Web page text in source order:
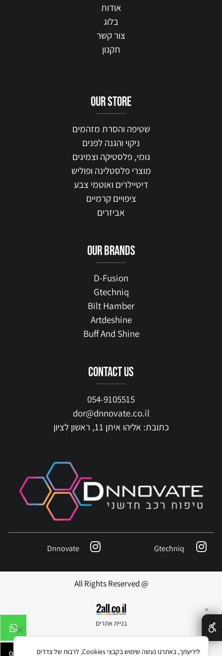
אודות
בלוג
צור קשר
תקנון
our STORE
שטיפה והסרת מזהמים
ניקוי והגנה לפנים
גומי, פלסטיקה וצמיגים
מוצרי פלסטלינה ופוליש
דיטיילרים ואוטמי צבע
ציפויים קרמיים
אביזרים
our brands
D-Fusion
Gtechniq
Bilt Hamber
Artdeshine
Buff And Shine
contact us
054-9105515
dor@dnnovate.co.il
כתובת: אליהו איתן 11, ראשון לציון
Gtechniq
Dnnovate
@ All Rights Reserved
בניית אתרים
✕
לידיעתך, באתרנו נעשה שימוש בקבצי Cookies, לרבות של צדדים